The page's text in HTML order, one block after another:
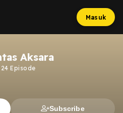
Masuk
Aksara
24 Episode
Subscribe